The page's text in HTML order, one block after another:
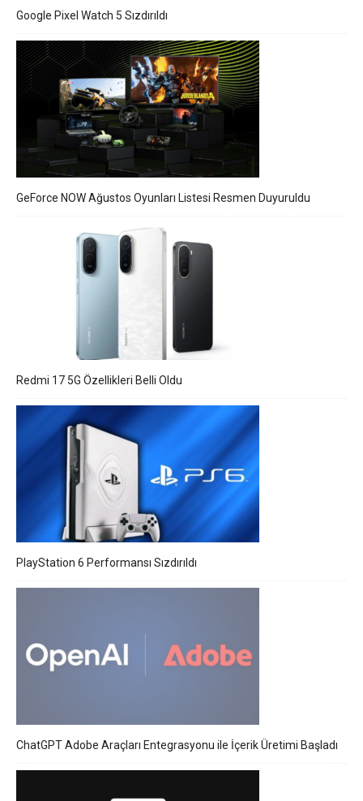
Google Pixel Watch 5 Sızdırıldı
GeForce NOW Ağustos Oyunları Listesi Resmen Duyuruldu
Redmi 17 5G Özellikleri Belli Oldu
PlayStation 6 Performansı Sızdırıldı
ChatGPT Adobe Araçları Entegrasyonu ile İçerik Üretimi Başladı